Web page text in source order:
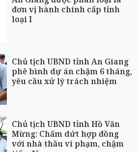
đơn vị hành chính cấp tỉnh
loại I
Chủ tịch UBND tỉnh An Giang
phê bình dự án chậm 6 tháng,
yêu cầu xử lý trách nhiệm
Chủ tịch UBND tỉnh Hồ Văn
Mừng: Chấm dứt hợp đồng
với nhà thầu vi phạm, chậm